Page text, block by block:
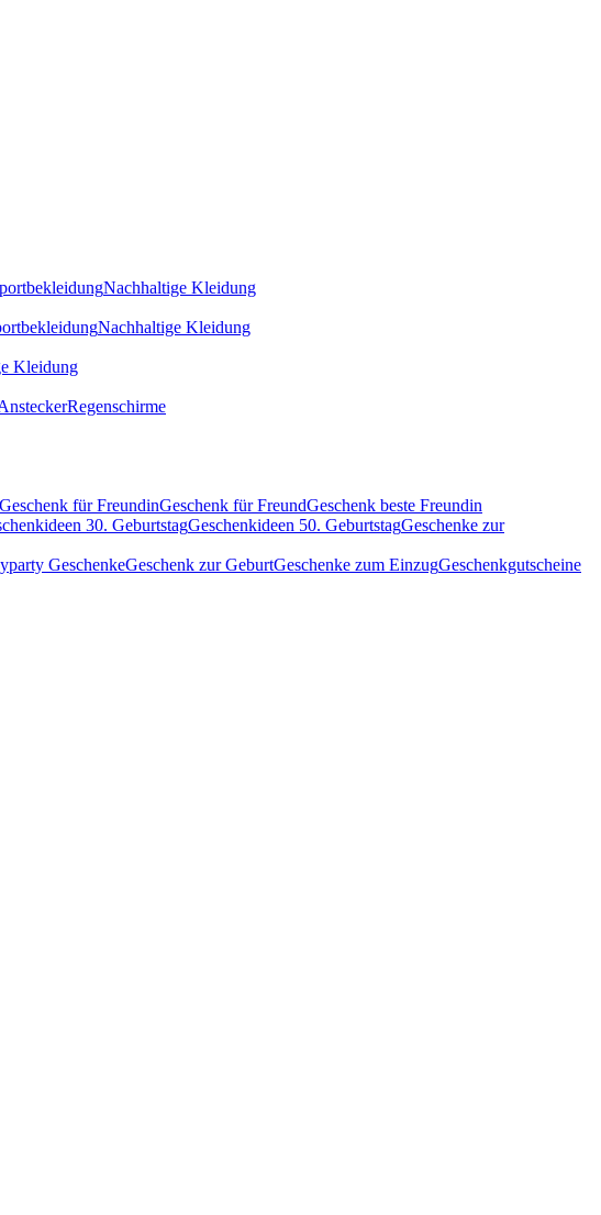
Nachhaltige Kleidung
Nachhaltige Kleidung
Kleidung
Regenschirme
Geschenk für FreundinGeschenk für FreundGeschenk beste Freundin
30. GeburtstagGeschenkideen 50. GeburtstagGeschenke zur
GeschenkeGeschenk zur GeburtGeschenke zum EinzugGeschenkgutscheine